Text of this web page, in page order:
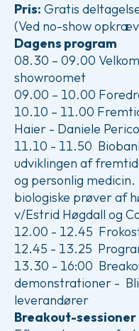
Pris: Gratis
(Ved no-show
Dagens program
08.30 – 09.00
showroomet
09.00 – 10.00
10.10 – 11.00
Haier - Daniele
11.10 - 11.50
udviklingen af
og personlig
biologiske prøver af
v/Estrid Høgdall og
12.00 - 12.45
12.45 - 13.25
13.30 - 16:00
demonstrationer -
leverandører
Breakout-